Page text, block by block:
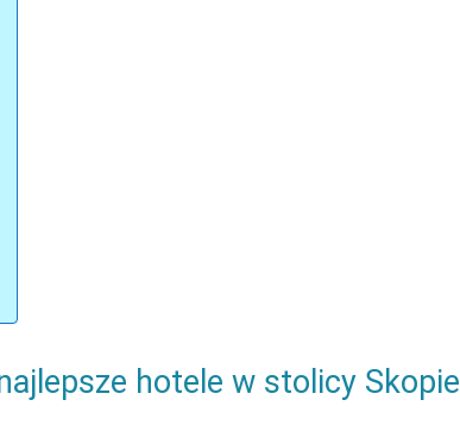
hotele w stolicy Skopie